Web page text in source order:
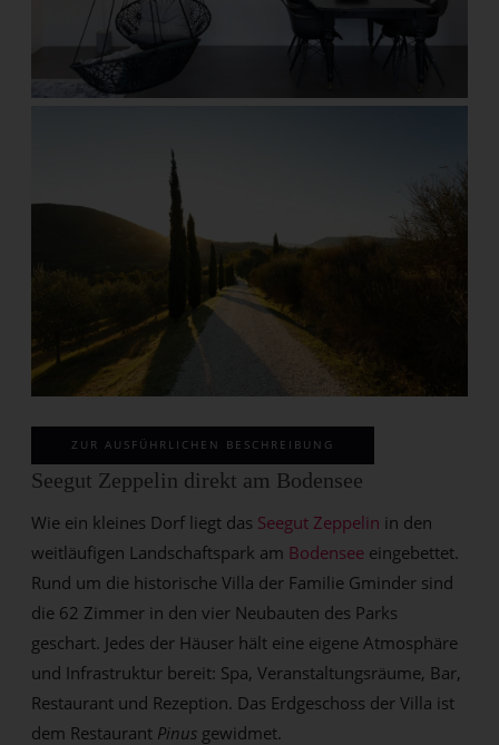
ZUR AUSFÜHRLICHEN BESCHREIBUNG
Seegut Zeppelin direkt am Bodensee
Wie ein kleines Dorf liegt das Seegut Zeppelin in den
weitläufigen Landschaftspark am Bodensee eingebettet.
Rund um die historische Villa der Familie Gminder sind
die 62 Zimmer in den vier Neubauten des Parks
geschart. Jedes der Häuser hält eine eigene Atmosphäre
und Infrastruktur bereit: Spa, Veranstaltungsräume, Bar,
Restaurant und Rezeption. Das Erdgeschoss der Villa ist
dem Restaurant Pinus gewidmet.